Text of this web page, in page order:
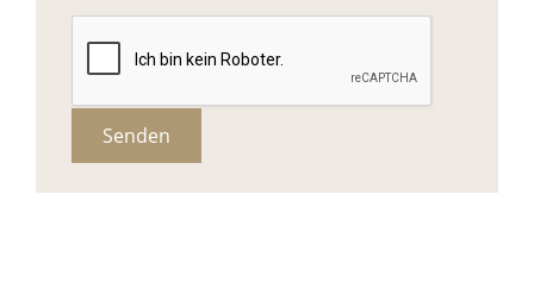
Senden